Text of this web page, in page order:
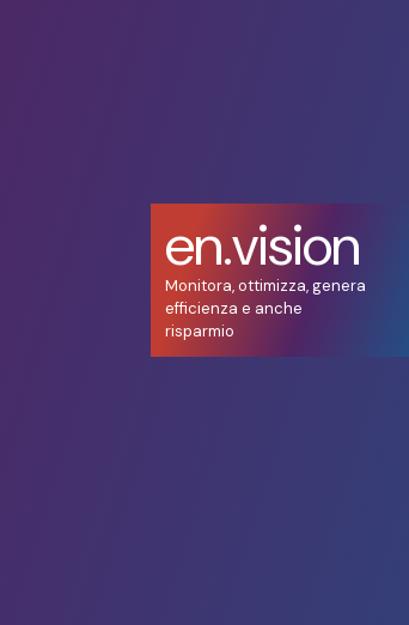
en.vision
Monitora, ottimizza, genera
efficienza e anche
risparmio